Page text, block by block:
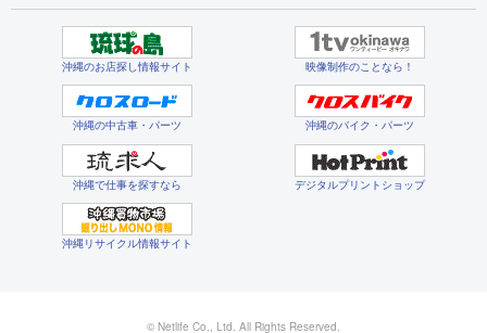
沖縄のお店探し情報サイト 映像制作のことなら！
沖縄の中古車・パーツ 沖縄のバイク・パーツ
沖縄で仕事を探すなら デジタルプリントショップ
沖縄リサイクル情報サイト
© Netlife Co., Ltd. All Rights Reserved.